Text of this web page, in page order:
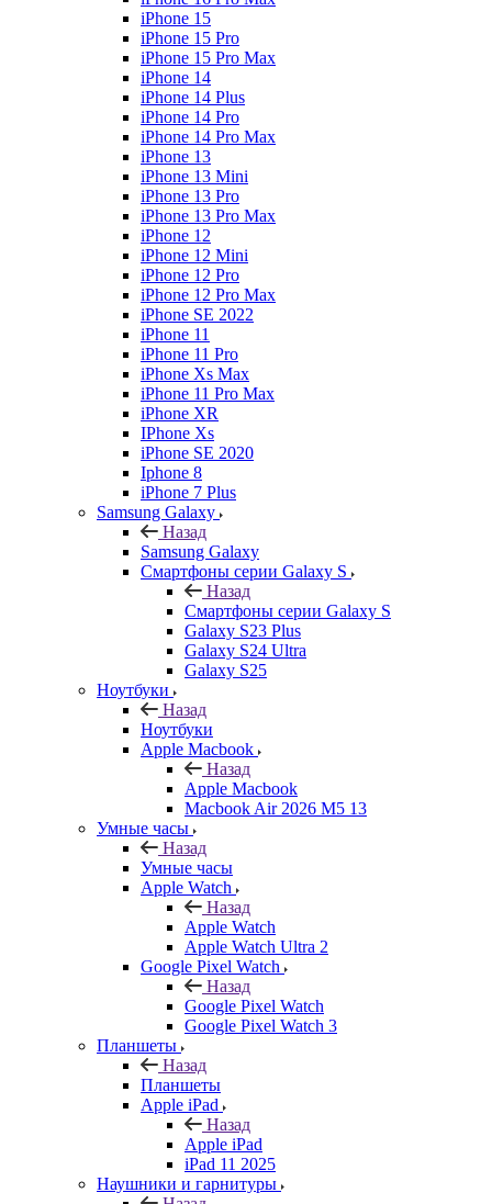
iPhone 15
iPhone 15 Pro
iPhone 15 Pro Max
iPhone 14
iPhone 14 Plus
iPhone 14 Pro
iPhone 14 Pro Max
iPhone 13
iPhone 13 Mini
iPhone 13 Pro
iPhone 13 Pro Max
iPhone 12
iPhone 12 Mini
iPhone 12 Pro
iPhone 12 Pro Max
iPhone SE 2022
iPhone 11
iPhone 11 Pro
iPhone Xs Max
iPhone 11 Pro Max
iPhone XR
IPhone Xs
iPhone SE 2020
Iphone 8
iPhone 7 Plus
Samsung Galaxy
Назад
Samsung Galaxy
Смартфоны серии Galaxy S
Назад
Смартфоны серии Galaxy S
Galaxy S23 Plus
Galaxy S24 Ultra
Galaxy S25
Ноутбуки
Назад
Ноутбуки
Apple Macbook
Назад
Apple Macbook
Macbook Air 2026 M5 13
Умные часы
Назад
Умные часы
Apple Watch
Назад
Apple Watch
Apple Watch Ultra 2
Google Pixel Watch
Назад
Google Pixel Watch
Google Pixel Watch 3
Планшеты
Назад
Планшеты
Apple iPad
Назад
Apple iPad
iPad 11 2025
Наушники и гарнитуры